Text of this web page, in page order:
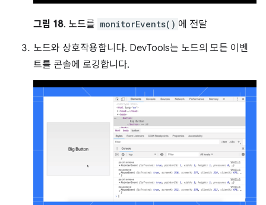
그림 18. 노드를 monitorEvents() 에 전달
노드와 상호작용합니다. DevTools는 노드의 모든 이벤
트를 콘솔에 로깅합니다.